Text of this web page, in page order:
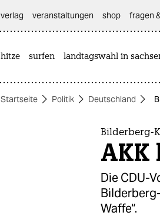
themen
verlag
veranstaltungen shop fragen
hitze surfen landtagswahl in
Startseite Politik Deutschland
Bilderberg-
AKK
Die CDU-
Waffe“.